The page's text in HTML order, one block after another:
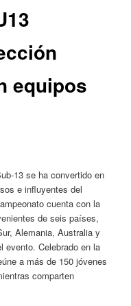
equipos
13 se ha convertido en
e influyentes del
cuenta con la
de seis países,
Alemania, Australia y
evento. Celebrado en la
a más de 150 jóvenes
comparten